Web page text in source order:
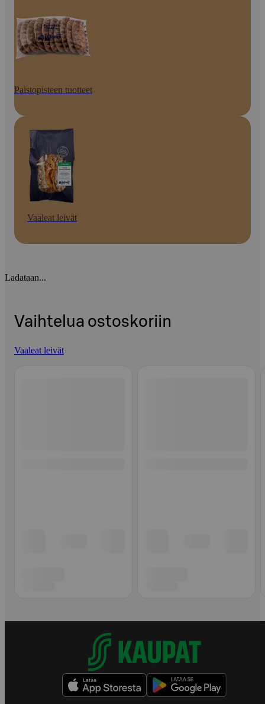
Paistopisteen tuotteet
Vaaleat leivät
Ladataan...
Vaihtelua ostoskoriin
Vaaleat leivät